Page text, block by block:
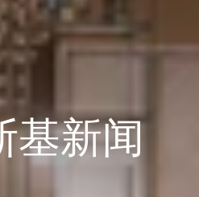
基新闻